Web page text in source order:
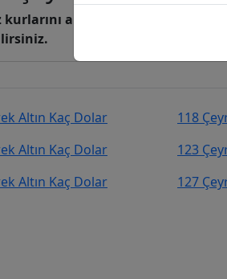
kurlarını anlık, canlı, basit bir
Altın Kaç Dolar 118
Altın Kaç Dolar
123
Altın Kaç Dolar
127